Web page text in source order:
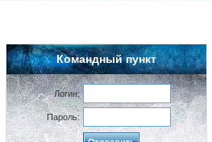
Командный пункт
Логин:
Пароль: